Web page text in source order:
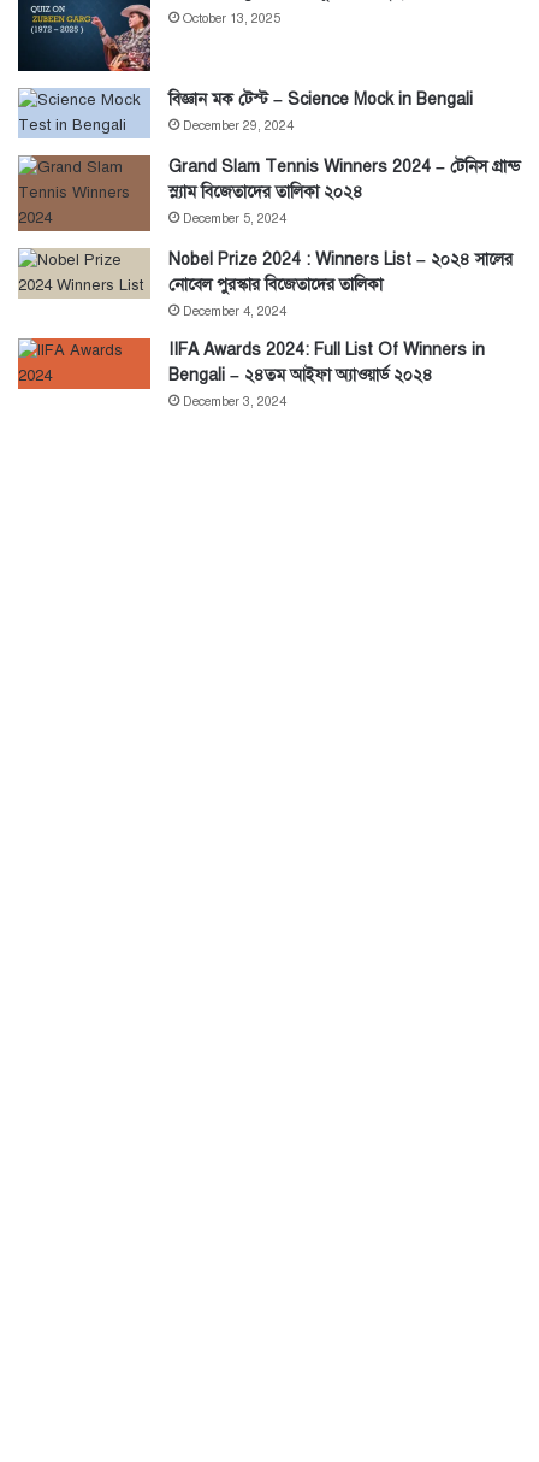
October 13, 2025
বিজ্ঞান মক টেস্ট – Science Mock in Bengali
December 29, 2024
Grand Slam Tennis Winners 2024 – টেনিস গ্রান্ড
স্ল্যাম বিজেতাদের তালিকা ২০২৪
December 5, 2024
Nobel Prize 2024 : Winners List – ২০২৪ সালের
নোবেল পুরস্কার বিজেতাদের তালিকা
December 4, 2024
IIFA Awards 2024: Full List Of Winners in
Bengali – ২৪তম আইফা অ্যাওয়ার্ড ২০২৪
December 3, 2024